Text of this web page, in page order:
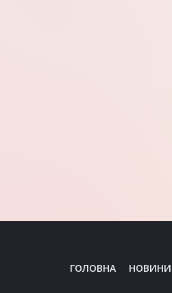
ГОЛОВНА НОВИНИ